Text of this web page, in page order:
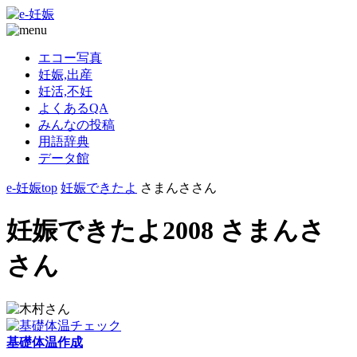
エコー写真
妊娠,出産
妊活,不妊
よくあるQA
みんなの投稿
用語辞典
データ館
e-妊娠top 妊娠できたよ さまんささん
妊娠できたよ2008 さまんさ
さん
基礎体温作成